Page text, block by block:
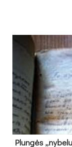
Plun­gės